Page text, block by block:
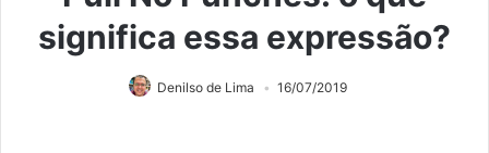
significa essa expressão?
Denilso de Lima 16/07/2019